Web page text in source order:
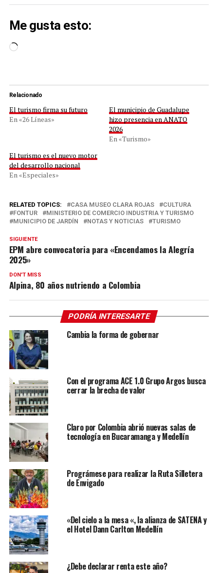
Me gusta esto:
Cargando...
Relacionado
El turismo firma su futuro
En «26 Líneas»
El municipio de Guadalupe
hizo presencia en ANATO
2026
En «Turismo»
El turismo es el nuevo motor
del desarrollo nacional
En «Especiales»
RELATED TOPICS: CASA MUSEO CLARA ROJAS
CULTURA
FONTUR
MINISTERIO DE COMERCIO INDUSTRIA Y TURISMO
MUNICIPIO DE JARDÍN
NOTAS Y NOTICIAS TURISMO
SIGUIENTE
EPM abre convocatoria para «Encendamos la Alegría
2025»
DON'T MISS
Alpina, 80 años nutriendo a Colombia
PODRÍA INTERESARTE
Cambia la forma de gobernar
Con el programa ACE 1.0 Grupo Argos busca
cerrar la brecha de valor
Claro por Colombia abrió nuevas salas de
tecnología en Bucaramanga y Medellín
Prográmese para realizar la Ruta Silletera
de Envigado
«Del cielo a la mesa «, la alianza de SATENA y
el Hotel Dann Carlton Medellín
¿Debe declarar renta este año?